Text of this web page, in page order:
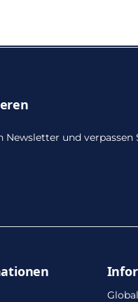
Newsletter und